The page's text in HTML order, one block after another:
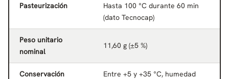
Pasteurización
Hasta 100 °C durante 60 min
(dato Tecnocap)
Peso unitario
nominal
11,60 g (±5 %)
Conservación
Entre +5 y +35 °C, humedad